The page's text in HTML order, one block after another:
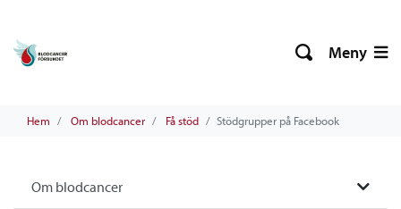
Meny
Hem Om blodcancer Få stöd Stödgrupper på Facebook
Om blodcancer